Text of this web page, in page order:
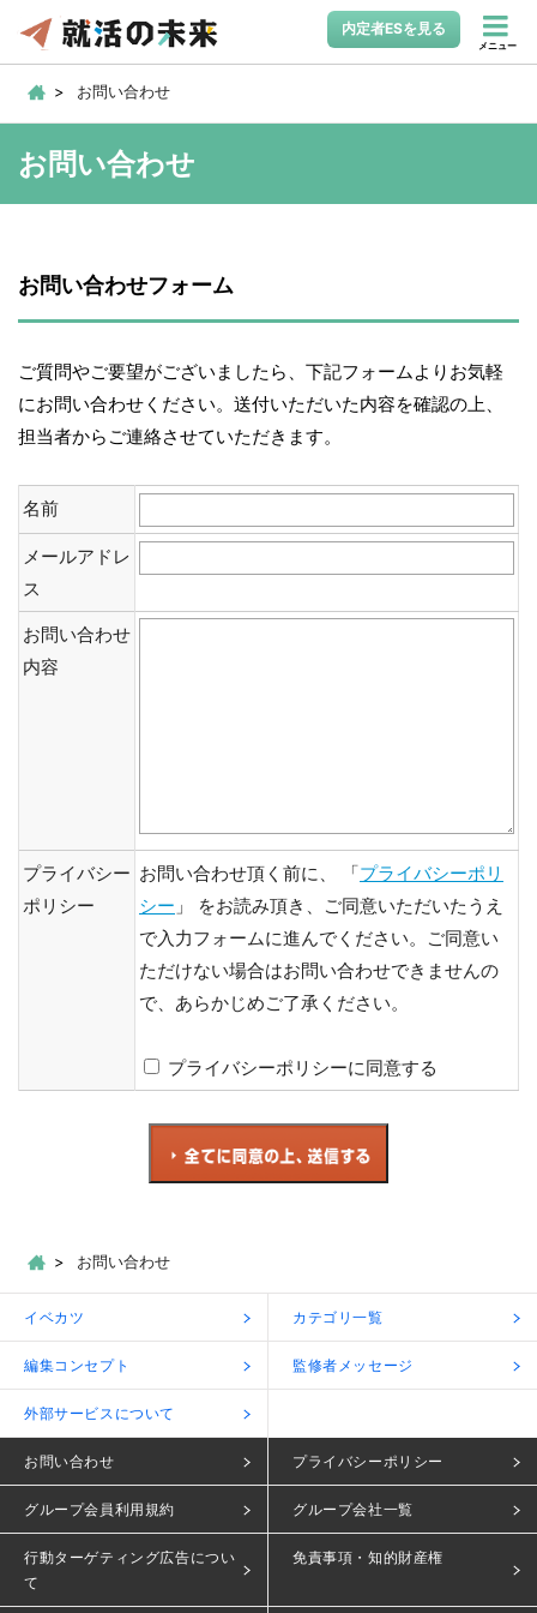
内定者ESを見る
メニュー
お問い合わせ
お問い合わせ
お問い合わせフォーム
ご質問やご要望がございましたら、下記フォームよりお気軽
にお問い合わせください。送付いただいた内容を確認の上、
担当者からご連絡させていただきます。
名前
メールアドレ
ス
お問い合わせ
内容
プライバシー
ポリシー
お問い合わせ頂く前に、 「プライバシーポリ
シー 」 をお読み頂き、ご同意いただいたうえ
で入力フォームに進んでください。ご同意い
ただけない場合はお問い合わせできませんの
で、あらかじめご了承ください。
プライバシーポリシーに同意する
お問い合わせ
イベカツ カテゴリ一覧
編集コンセプト 監修者メッセージ
外部サービスについて
お問い合わせ プライバシーポリシー
グループ会員利用規約 グループ会社一覧
行動ターゲティング広告につい
て
免責事項・知的財産権